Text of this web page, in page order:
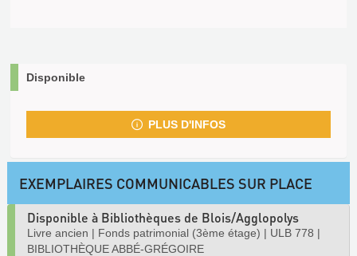
Disponible
PLUS D'INFOS
EXEMPLAIRES COMMUNICABLES SUR PLACE
Disponible à Bibliothèques de Blois/Agglopolys
Livre ancien | Fonds patrimonial (3ème étage) | ULB 778 |
BIBLIOTHÈQUE ABBÉ-GRÉGOIRE